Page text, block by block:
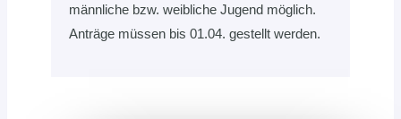
männliche bzw. weibliche Jugend möglich.
Anträge müssen bis 01.04. gestellt werden.